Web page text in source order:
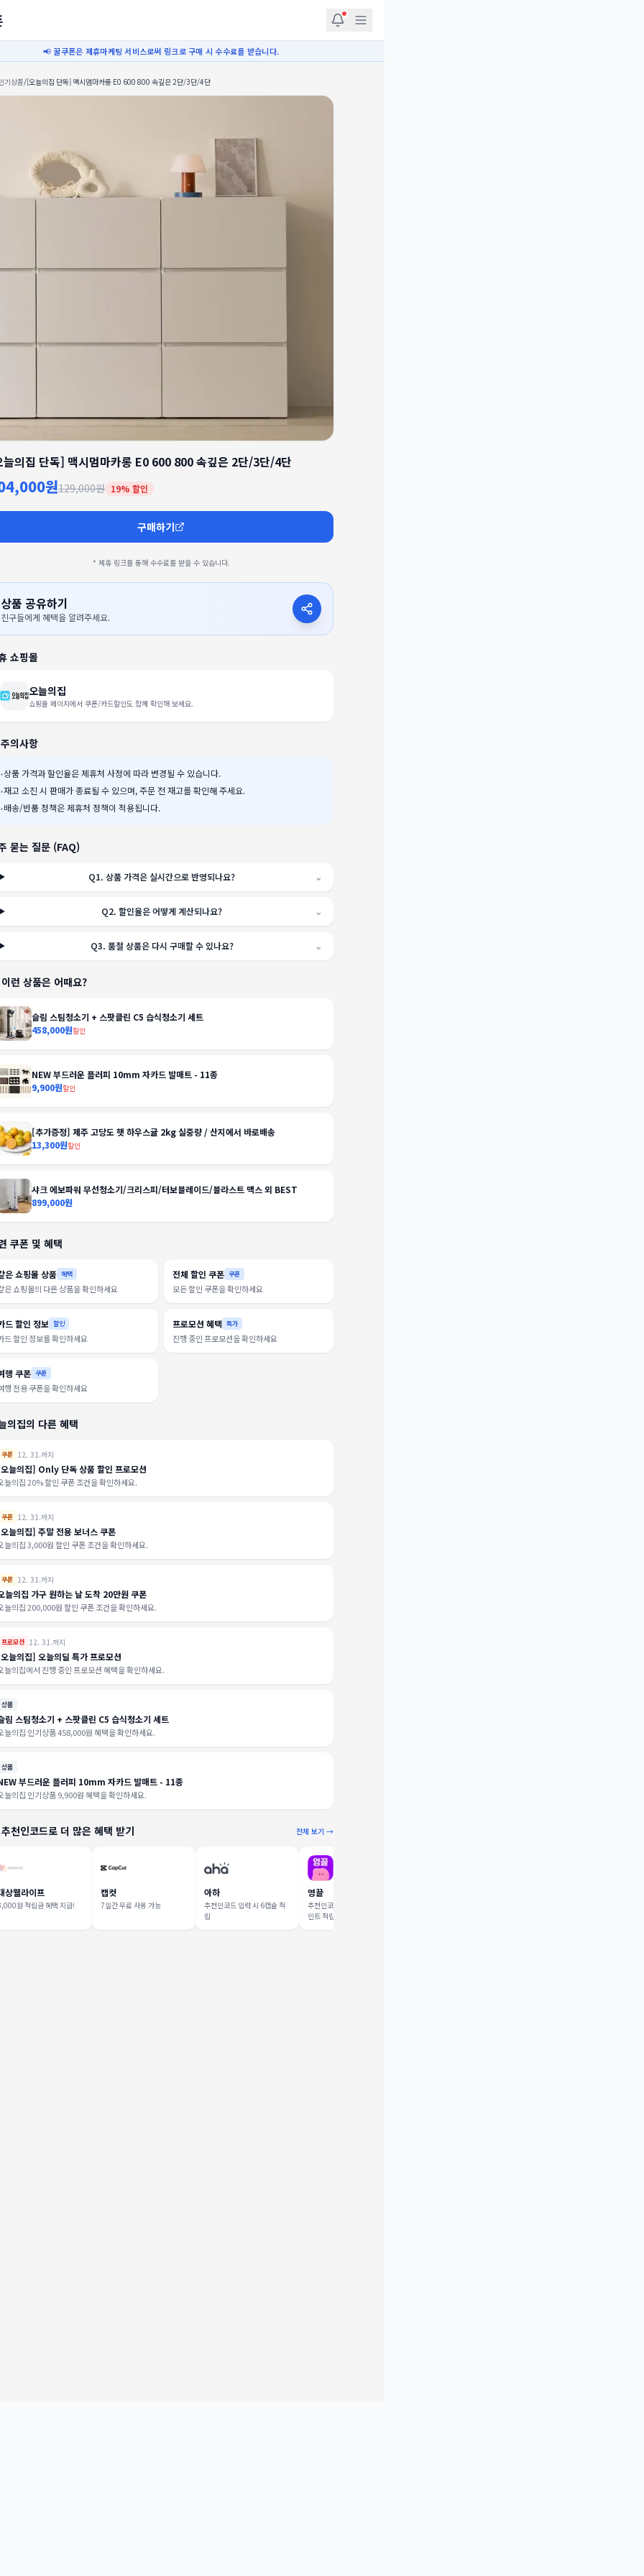
📢 꿀쿠폰은 제휴마케팅 서비스로써 링크로 구매 시 수수료를 받습니다.
기상품/[오늘의집 단독] 맥시멈마카롱 E0 600 800 속깊은 2단/3단/4단
의집 단독] 맥시멈마카롱 E0 600 800 속깊은 2단/3단/4단
원129,000원 19% 할인
구매하기
* 제휴 링크를 통해 수수료를 받을 수 있습니다.
상품 공유하기
친구들에게 혜택을 알려주세요.
쇼핑몰
오늘의집
쇼핑몰 페이지에서 쿠폰/카드할인도 함께 확인해 보세요.
의사항
•상품 가격과 할인율은 제휴처 사정에 따라 변경될 수 있습니다.
•재고 소진 시 판매가 종료될 수 있으며, 주문 전 재고를 확인해 주세요.
•배송/반품 정책은 제휴처 정책이 적용됩니다.
묻는 질문 (FAQ)
Q1.상품 가격은 실시간으로 반영되나요? ⌄
Q2.할인율은 어떻게 계산되나요? ⌄
Q3. 품절 상품은 다시 구매할 수 있나요? ⌄
런 상품은 어때요?
슬림 스팀청소기 + 스팟클린 C5 습식청소기 세트
458,000원할인
NEW 부드러운 플러피 10mm 자카드 발매트 - 11종
9,900원할인
[추가증정] 제주 고당도 햇 하우스귤 2kg 실중량 / 산지에서 바로배송
13,300원할인
샤크 에보파워 무선청소기/크리스피/터보블레이드/블라스트 맥스 외 BEST
899,000원
쿠폰 및 혜택
은 쇼핑몰 상품 혜택
은 쇼핑몰의 다른 상품을 확인하세요
전체 할인 쿠폰 쿠폰
모든 할인 쿠폰을 확인하세요
드 할인 정보 할인
드 할인 정보를 확인하세요
프로모션 혜택 특가
진행 중인 프로모션을 확인하세요
행 쿠폰 쿠폰
행 전용 쿠폰을 확인하세요
의집의 다른 혜택
쿠폰 12. 31.까지
늘의집] Only 단독 상품 할인 프로모션
늘의집 20% 할인 쿠폰 조건을 확인하세요.
쿠폰 12. 31.까지
늘의집] 주말 전용 보너스 쿠폰
늘의집 3,000원 할인 쿠폰 조건을 확인하세요.
쿠폰 12. 31.까지
늘의집 가구 원하는 날 도착 20만원 쿠폰
늘의집 200,000원 할인 쿠폰 조건을 확인하세요.
프로모션 12. 31.까지
늘의집] 오늘의딜 특가 프로모션
늘의집에서 진행 중인 프로모션 혜택을 확인하세요.
상품
림 스팀청소기 + 스팟클린 C5 습식청소기 세트
늘의집 인기상품 458,000원 혜택을 확인하세요.
상품
부드러운 플러피 10mm 자카드 발매트 - 11종
늘의집 인기상품 9,900원 혜택을 확인하세요.
천인코드로 더 많은 혜택 받기 전체 보기 →
상웰라이프
원 적립금 혜택 지급!
캡컷
7일간 무료 사용 가능
아하
추천인코드 입력 시 6캡슐 적
립
영끌
추천인코드 입력 시 1,000 포
인트 적립